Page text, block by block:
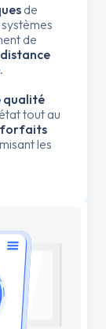
de
de
.
qualité
tout au
forfaits
les